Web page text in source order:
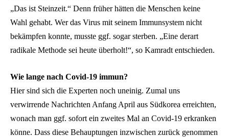
„Das ist Steinzeit.“ Denn früher hätten die Menschen keine
Wahl gehabt. Wer das Virus mit seinem Immunsystem nicht
bekämpfen konnte, musste ggf. sogar sterben. „Eine derart
radikale Methode sei heute überholt!“, so Kamradt entschieden.
Wie lange nach Covid-19 immun?
Hier sind sich die Experten noch uneinig. Zumal uns
verwirrende Nachrichten Anfang April aus Südkorea erreichten,
wonach man ggf. sofort ein zweites Mal an Covid-19 erkranken
könne. Dass diese Behauptungen inzwischen zurück genommen